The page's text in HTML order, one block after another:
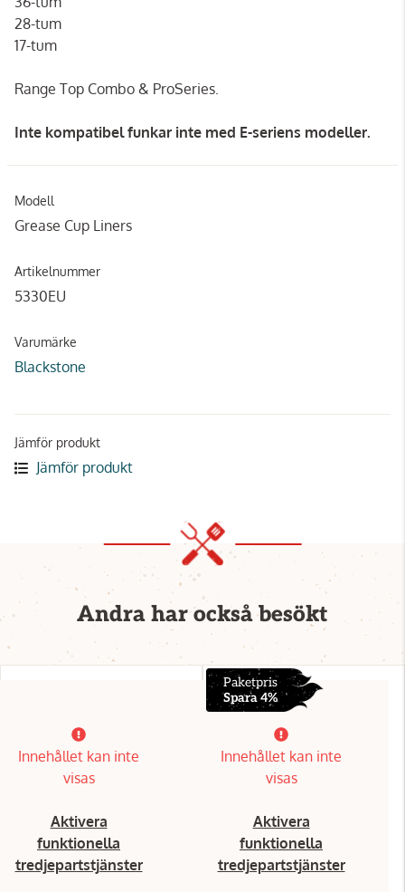
28-tum
17-tum
Range Top Combo & ProSeries.
Inte kompatibel funkar inte med E-seriens modeller.
Modell
Grease Cup Liners
Artikelnummer
5330EU
Varumärke
Blackstone
Jämför produkt
Jämför produkt
Andra har också besökt
Innehållet kan inte
visas
Aktivera
funktionella
tredjepartstjänster
Paketpris
Spara 4%
Innehållet kan inte
visas
Aktivera
funktionella
tredjepartstjänster